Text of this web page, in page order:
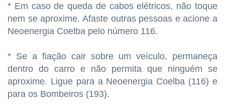
* Em caso de queda de cabos elétricos, não toque
nem se aproxime. Afaste outras pessoas e acione a
Neoenergia Coelba pelo número 116.
* Se a fiação cair sobre um veículo, permaneça
dentro do carro e não permita que ninguém se
aproxime. Ligue para a Neoenergia Coelba (116) e
para os Bombeiros (193).